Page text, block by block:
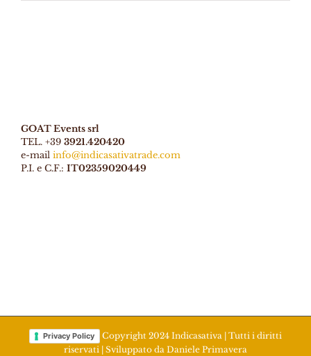
GOAT Events srl
TEL. +39 3921.420420
e-mail info@indicasativatrade.com
P.I. e C.F.: IT02359020449
Privacy Policy
Copyright 2024 Indicasativa | Tutti i diritti
riservati | Sviluppato da Daniele Primavera